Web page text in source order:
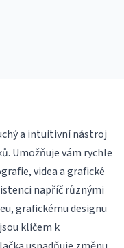
a intuitivní nástroj
Umožňuje vám rychle
videa a grafické
napříč různými
grafickému designu
klíčem k